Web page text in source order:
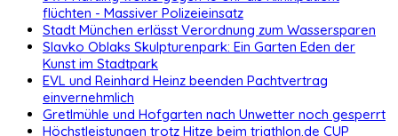
flüchten - Massiver Polizeieinsatz
Stadt München erlässt Verordnung zum Wassersparen
Slavko Oblaks Skulpturenpark: Ein Garten Eden der
Kunst im Stadtpark
EVL und Reinhard Heinz beenden Pachtvertrag
einvernehmlich
Gretlmühle und Hofgarten nach Unwetter noch gesperrt
Höchstleistungen trotz Hitze beim triathlon.de CUP